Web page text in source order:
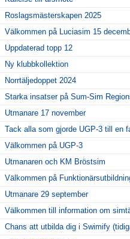
Roslagsmästerskapen 2025
Välkommen på Luciasim 15
Uppdaterad topp 12
Ny klubbkollektion
Norrtäljedoppet 2024
Starka insatser på Sum-Sim
Utmanare 17 november
Tack alla som gjorde UGP-3 till en
Välkommen på UGP-3
Utmanaren och KM Bröstsim
Välkommen på
Utmanare 29 september
Välkommen till information om
Chans att utbilda dig i Swimify